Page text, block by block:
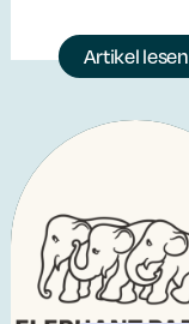
Artikel lesen